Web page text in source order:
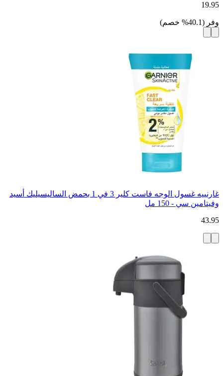
19.95
وفر (
40.1
% خصم)
غارنييه غسول الوجه فاست كلير 3 في 1 بحمض الساليسيليك أسيد
وفيتامين سي - 150 مل
43.95